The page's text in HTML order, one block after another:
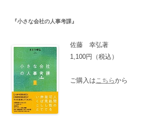
『小さな会社の人事考課』
佐藤 幸弘著
1,100円（税込）
ご購入は こちらから